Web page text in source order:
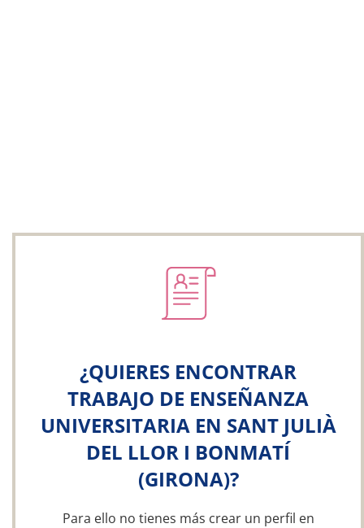
¿QUIERES ENCONTRAR
TRABAJO DE ENSEÑANZA
UNIVERSITARIA EN SANT JULIÀ
DEL LLOR I BONMATÍ
(GIRONA)?
Para ello no tienes más crear un perfil en